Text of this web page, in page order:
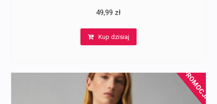
49,99 zł
Kup dzisiaj
PROMOCJA!